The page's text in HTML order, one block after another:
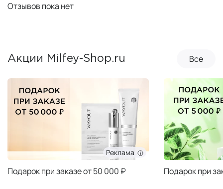
Отзывов пока нет
Акции Milfey-Shop.ru Все
Реклама
Подарок при заказе от 50 000 ₽ Подарок при